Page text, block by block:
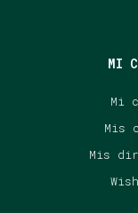
MI
Mi
Mis
Mis